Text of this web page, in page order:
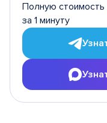
Полную стоимость
за 1 минуту